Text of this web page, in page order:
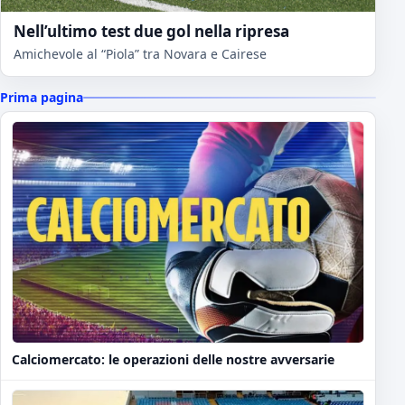
Nell’ultimo test due gol nella ripresa
Amichevole al “Piola” tra Novara e Cairese
Prima pagina
Calciomercato: le operazioni delle nostre avversarie